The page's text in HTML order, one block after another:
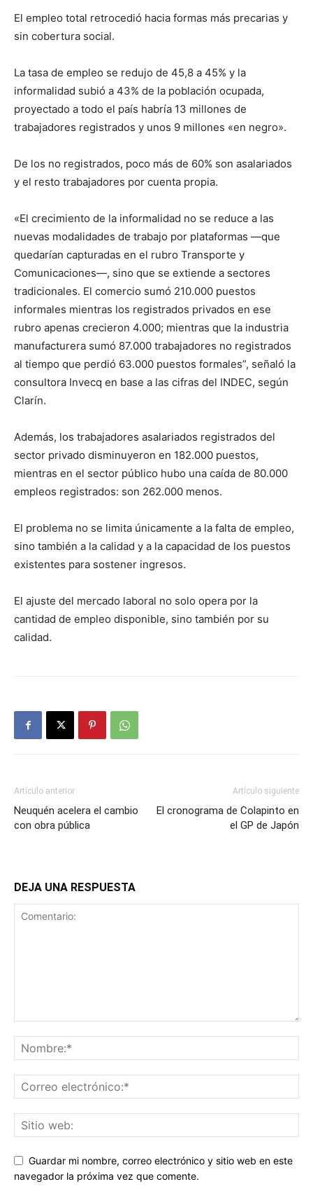
El empleo total retrocedió hacia formas más precarias y
sin cobertura social.
La tasa de empleo se redujo de 45,8 a 45% y la
informalidad subió a 43% de la población ocupada,
proyectado a todo el país habría 13 millones de
trabajadores registrados y unos 9 millones «en negro».
De los no registrados, poco más de 60% son asalariados
y el resto trabajadores por cuenta propia.
«El crecimiento de la informalidad no se reduce a las
nuevas modalidades de trabajo por plataformas —que
quedarían capturadas en el rubro Transporte y
Comunicaciones—, sino que se extiende a sectores
tradicionales. El comercio sumó 210.000 puestos
informales mientras los registrados privados en ese
rubro apenas crecieron 4.000; mientras que la industria
manufacturera sumó 87.000 trabajadores no registrados
al tiempo que perdió 63.000 puestos formales”, señaló la
consultora Invecq en base a las cifras del INDEC, según
Clarín.
Además, los trabajadores asalariados registrados del
sector privado disminuyeron en 182.000 puestos,
mientras en el sector público hubo una caída de 80.000
empleos registrados: son 262.000 menos.
El problema no se limita únicamente a la falta de empleo,
sino también a la calidad y a la capacidad de los puestos
existentes para sostener ingresos.
El ajuste del mercado laboral no solo opera por la
cantidad de empleo disponible, sino también por su
calidad.
Artículo anterior
Neuquén acelera el cambio
con obra pública
Artículo siguiente
El cronograma de Colapinto en
el GP de Japón
DEJA UNA RESPUESTA
Guardar mi nombre, correo electrónico y sitio web en este
navegador la próxima vez que comente.